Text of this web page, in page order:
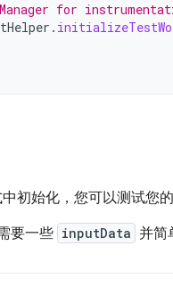
for
.
初始化，您可以测试您的
要一些 inputData 并简